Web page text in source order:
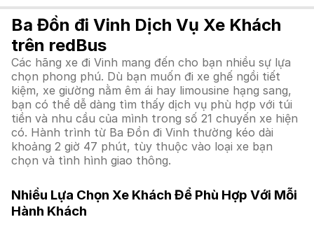
Ba Đồn đi Vinh Dịch Vụ Xe Khách
trên redBus
Các hãng xe đi Vinh mang đến cho bạn nhiều sự lựa
chọn phong phú. Dù bạn muốn đi xe ghế ngồi tiết
kiệm, xe giường nằm êm ái hay limousine hạng sang,
bạn có thể dễ dàng tìm thấy dịch vụ phù hợp với túi
tiền và nhu cầu của mình trong số 21 chuyến xe hiện
có. Hành trình từ Ba Đồn đi Vinh thường kéo dài
khoảng 2 giờ 47 phút, tùy thuộc vào loại xe bạn
chọn và tình hình giao thông.
Nhiều Lựa Chọn Xe Khách Để Phù Hợp Với Mỗi
Hành Khách